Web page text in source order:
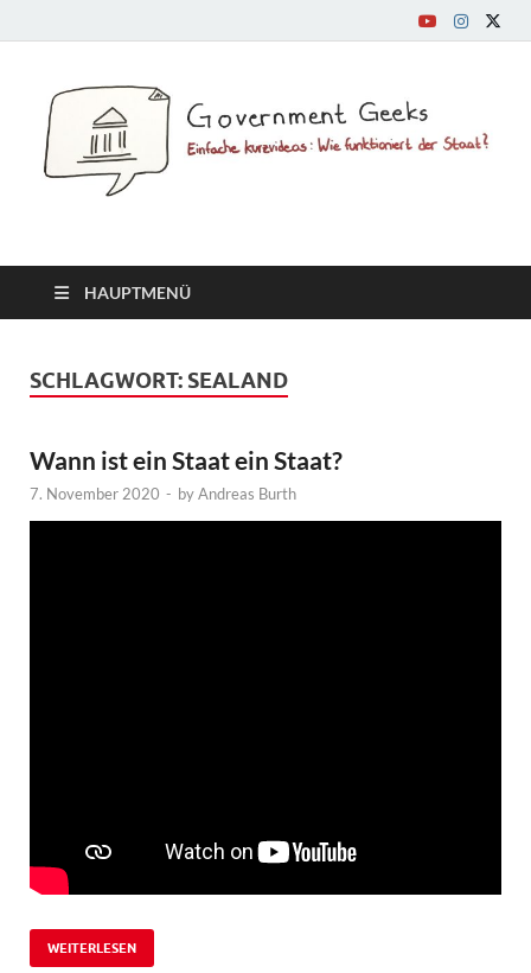
GovernmentGeeks.org
HAUPTMENÜ
SCHLAGWORT: SEALAND
Wann ist ein Staat ein Staat?
7. November 2020 - byAndreas Burth
WEITERLESEN